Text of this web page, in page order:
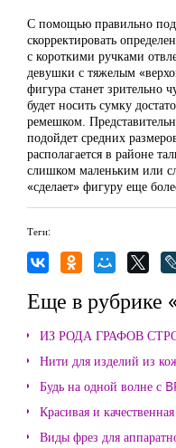
С помощью правильно
скорректировать
с короткими ручками
девушки с тяжелым
фигура станет зрительно
будет носить сумку
ремешком.
подойдет средних
располагается в районе
слишком маленьким или
«сделает» фигуру еще
Теги:
Еще в рубрике
ИЗ РОДА ГРАФОВ
Нити для изделий из
Будь на одной волне с
Красивая и
Виды фрез для